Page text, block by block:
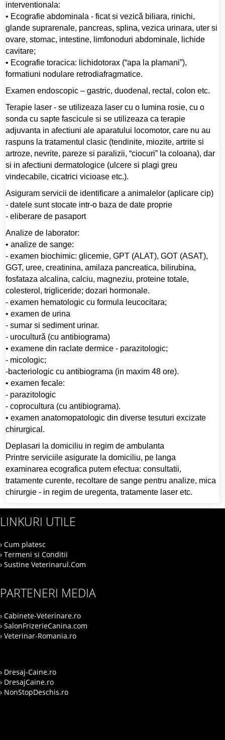
interventionala:
• Ecografie abdominala - ficat si vezicǎ biliara, rinichi,
glande suprarenale, pancreas, splina, vezica urinara, uter si
ovare, stomac, intestine, limfonoduri abdominale, lichide
cavitare;
• Ecografie toracica: lichidotorax (“apa la plamani”),
formatiuni nodulare retrodiafragmatice.
Examen endoscopic – gastric, duodenal, rectal, colon etc.
Terapie laser - se utilizeaza laser cu o lumina rosie, cu o
sonda cu sapte fascicule si se utilizeaza ca terapie
adjuvanta in afectiuni ale aparatului locomotor, care nu au
raspuns la tratamentul clasic (tendinite, miozite, artrite si
artroze, nevrite, pareze si paralizii, “ciocuri” la coloana), dar
si in afectiuni dermatologice (ulcere si plagi greu
vindecabile, cicatrici vicioase etc.).
Asiguram servicii de identificare a animalelor (aplicare cip)
- datele sunt stocate intr-o baza de date proprie
- eliberare de pasaport
Analize de laborator:
• analize de sange:
- examen biochimic: glicemie, GPT (ALAT), GOT (ASAT),
GGT, uree, creatinina, amilaza pancreatica, bilirubina,
fosfataza alcalina, calciu, magneziu, proteine totale,
colesterol, trigliceride; dozari hormonale.
- examen hematologic cu formula leucocitara;
• examen de urina
- sumar si sediment urinar.
- uroculturǎ (cu antibiograma)
• examene din raclate dermice - parazitologic;
- micologic;
-bacteriologic cu antibiograma (in maxim 48 ore).
• examen fecale:
- parazitologic
- coprocultura (cu antibiograma).
• examen anatomopatologic din diverse tesuturi excizate
chirurgical.
Deplasari la domiciliu in regim de ambulanta
Printre serviciile asigurate la domiciliu, pe langa
examinarea ecografica putem efectua: consultatii,
tratamente curente, recoltare de sange pentru analize, mica
chirurgie - in regim de uregenta, tratamente laser etc.
LINKURI UTILE
› Cum platesc
› Termeni si Conditii
› Sustine Veterinarul.Com
PARTENERI MEDIA
› Cabinete-Veterinare.ro
› SalonFrizerieCanina.com
› Veterinar-Romania.ro
› Dresaj-Caine.ro
› DresajCaine.ro
› NonStopDeschis.ro